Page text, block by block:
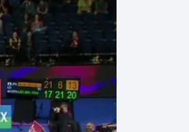
Triatlon
Veslování
Vodní slalom
Volejbal